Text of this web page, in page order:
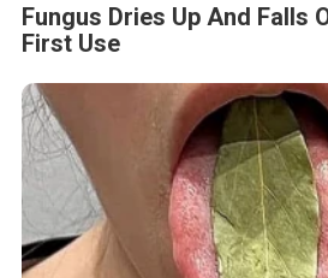
Fungus Dries Up And Falls
First Use